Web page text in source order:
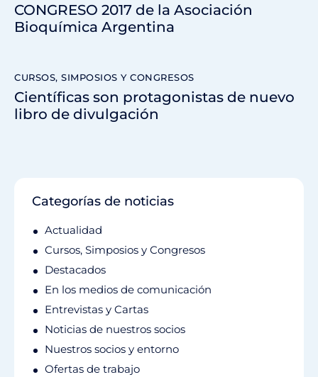
CONGRESO 2017 de la Asociación
Bioquímica Argentina
CURSOS, SIMPOSIOS Y CONGRESOS
Científicas son protagonistas de nuevo
libro de divulgación
Categorías de noticias
Actualidad
Cursos, Simposios y Congresos
Destacados
En los medios de comunicación
Entrevistas y Cartas
Noticias de nuestros socios
Nuestros socios y entorno
Ofertas de trabajo